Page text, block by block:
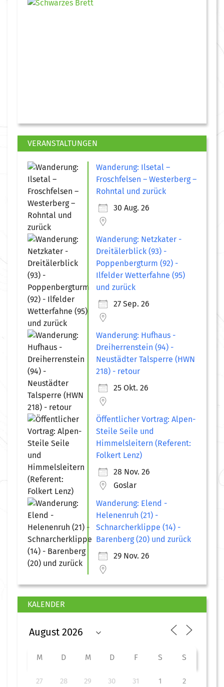
VERANSTALTUNGEN
Wanderung: Ilsetal –
Froschfelsen – Westerberg –
Rohntal und zurück
30 Aug. 26
Wanderung: Netzkater -
Dreitälerblick (93) -
Poppenbergturm (92) -
Ilfelder Wetterfahne (95)
und zurück
27 Sep. 26
Wanderung: Hufhaus -
Dreiherrenstein (94) -
Neustädter Talsperre (HWN
218) - retour
25 Okt. 26
Öffentlicher Vortrag: Alpen-
Steile Seile und
Himmelsleitern (Referent:
Folkert Lenz)
28 Nov. 26
Goslar
Wanderung: Elend -
Helenenruh (21) -
Schnarcherklippe (14) -
Barenberg (20) und zurück
29 Nov. 26
KALENDER
M D M D F S S
27 28 29 30 31 1 2